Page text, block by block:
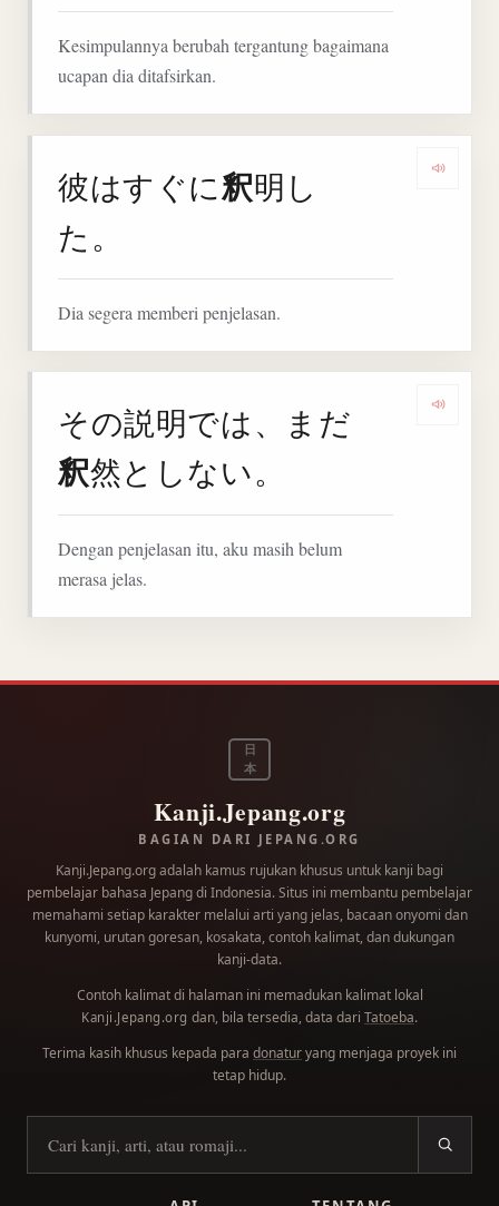
Kesimpulannya berubah tergantung bagaimana
ucapan dia ditafsirkan.
彼はすぐに釈明し
た。
Dia segera memberi penjelasan.
その説明では、まだ
釈然としない。
Dengan penjelasan itu, aku masih belum
merasa jelas.
日
本
Kanji.Jepang.org
BAGIAN DARI JEPANG.ORG
Kanji.Jepang.org adalah kamus rujukan khusus untuk kanji bagi
pembelajar bahasa Jepang di Indonesia. Situs ini membantu pembelajar
memahami setiap karakter melalui arti yang jelas, bacaan onyomi dan
kunyomi, urutan goresan, kosakata, contoh kalimat, dan dukungan
kanji-data.
Contoh kalimat di halaman ini memadukan kalimat lokal
Kanji.Jepang.org dan, bila tersedia, data dari Tatoeba.
Terima kasih khusus kepada para donaturyang menjaga proyek ini
tetap hidup.
Cari kanji